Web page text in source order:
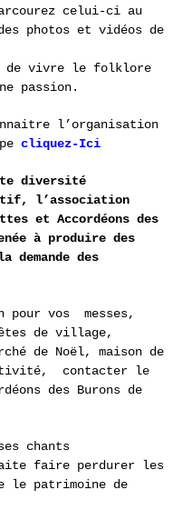
celui-ci au
photos et vidéos de
de vivre le folklore
passion.
l’organisation
cliquez-Ici
diversité
l’association
et Accordéons des
à produire des
des
pour vos
messes,
de village,
de Noël, maison de
contacter le
des Burons de
chants
faire perdurer les
patrimoine de